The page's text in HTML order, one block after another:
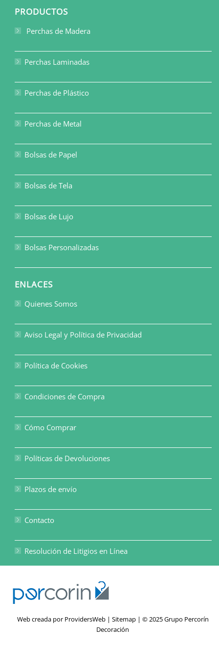
PRODUCTOS
Perchas de Madera
Perchas Laminadas
Perchas de Plástico
Perchas de Metal
Bolsas de Papel
Bolsas de Tela
Bolsas de Lujo
Bolsas Personalizadas
ENLACES
Quienes Somos
Aviso Legal y Política de Privacidad
Política de Cookies
Condiciones de Compra
Cómo Comprar
Políticas de Devoluciones
Plazos de envío
Contacto
Resolución de Litigios en Línea
Web creada por ProvidersWeb| Sitemap| © 2025 Grupo Percorín
Decoración